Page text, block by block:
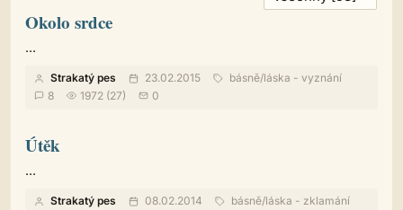
Okolo srdce
...
Strakatý pes 23.02.2015 básně/láska - vyznání
8
1972 (27) 0
Útěk
...
Strakatý pes 08.02.2014 básně/láska - zklamání